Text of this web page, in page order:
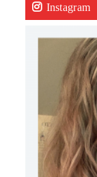
Instagram